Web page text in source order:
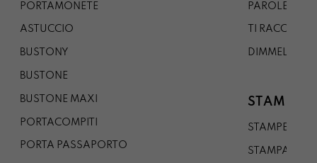
PORTAMONETE
ASTUCCIO
BUSTONY
BUSTONE
BUSTONE MAXI
PORTACOMPITI
PORTA PASSAPORTO
PAROLE DA
TI
DIMMELO
STAMPE
STAMPE A5
STAMPA A3